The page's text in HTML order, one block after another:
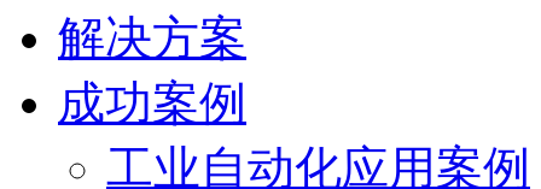
解决方案
成功案例
工业自动化应用案例